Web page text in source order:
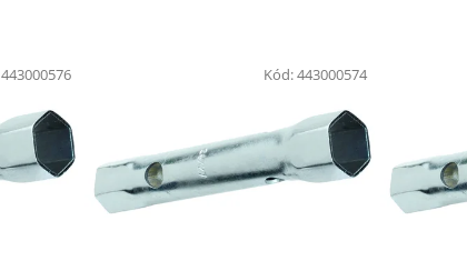
443000576 Kód:443000574